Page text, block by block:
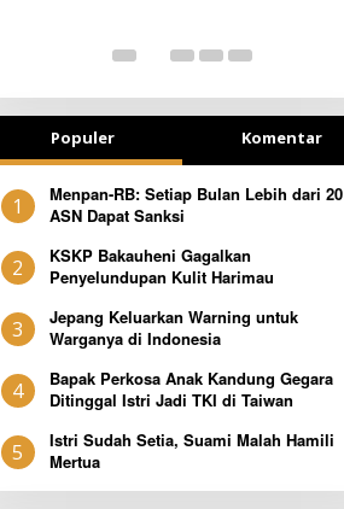
Populer Komentar
1
Menpan-RB: Setiap Bulan Lebih dari 20
ASN Dapat Sanksi
2
KSKP Bakauheni Gagalkan
Penyelundupan Kulit Harimau
3
Jepang Keluarkan Warning untuk
Warganya di Indonesia
4
Bapak Perkosa Anak Kandung Gegara
Ditinggal Istri Jadi TKI di Taiwan
5
Istri Sudah Setia, Suami Malah Hamili
Mertua